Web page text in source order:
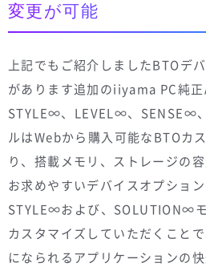
変更が可能
上記でもご紹介しましたBTOデ
があります追加のiiyama PC純正
STYLE∞、LEVEL∞、SENSE∞
ルはWebから購入可能なBTOカ
り、搭載メモリ、ストレージの
お求めやすいデバイスオプショ
STYLE∞および、SOLUTION∞
カスタマイズしていただくこと
になられるアプリケーションの